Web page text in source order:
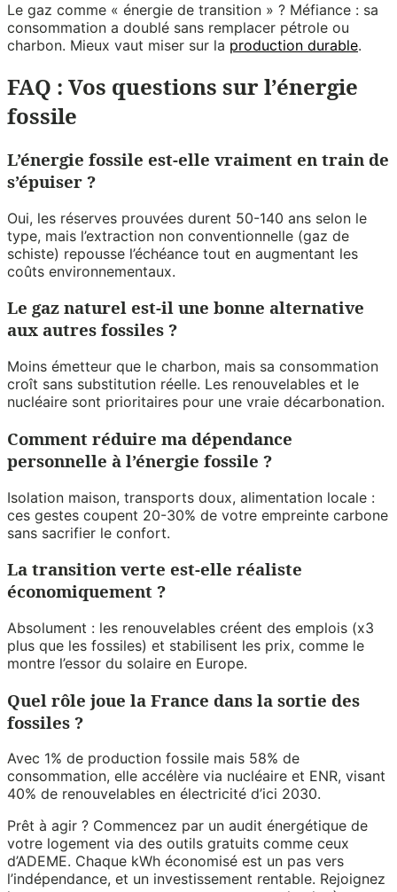
Le gaz comme « énergie de transition » ? Méfiance : sa
consommation a doublé sans remplacer pétrole ou
charbon. Mieux vaut miser sur la production durable.
FAQ : Vos questions sur l’énergie
fossile
L’énergie fossile est-elle vraiment en train de
s’épuiser ?
Oui, les réserves prouvées durent 50-140 ans selon le
type, mais l’extraction non conventionnelle (gaz de
schiste) repousse l’échéance tout en augmentant les
coûts environnementaux.
Le gaz naturel est-il une bonne alternative
aux autres fossiles ?
Moins émetteur que le charbon, mais sa consommation
croît sans substitution réelle. Les renouvelables et le
nucléaire sont prioritaires pour une vraie décarbonation.
Comment réduire ma dépendance
personnelle à l’énergie fossile ?
Isolation maison, transports doux, alimentation locale :
ces gestes coupent 20-30% de votre empreinte carbone
sans sacrifier le confort.
La transition verte est-elle réaliste
économiquement ?
Absolument : les renouvelables créent des emplois (x3
plus que les fossiles) et stabilisent les prix, comme le
montre l’essor du solaire en Europe.
Quel rôle joue la France dans la sortie des
fossiles ?
Avec 1% de production fossile mais 58% de
consommation, elle accélère via nucléaire et ENR, visant
40% de renouvelables en électricité d’ici 2030.
Prêt à agir ? Commencez par un audit énergétique de
votre logement via des outils gratuits comme ceux
d’ADEME. Chaque kWh économisé est un pas vers
l’indépendance, et un investissement rentable. Rejoignez